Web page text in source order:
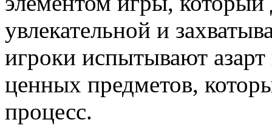
увлекательной и
игроки испытывают
ценных предметов,
процесс.